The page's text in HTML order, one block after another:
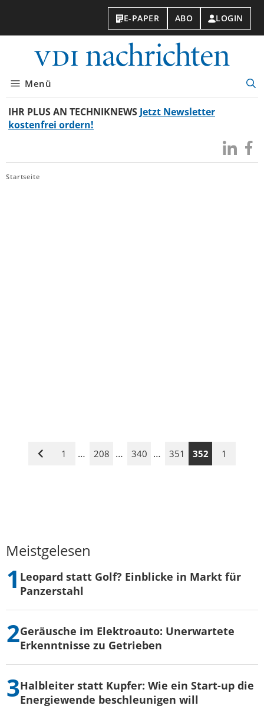
E-PAPER ABO LOGIN
Menü
IHR PLUS AN TECHNIKNEWS Jetzt Newsletter
kostenfrei ordern!
Besuchen
Sie
Sie
Startseite
Vorige
1 … 208 … 340 … 351 352 1
Meistgelesen
Leopard statt Golf? Einblicke in Markt für
Panzerstahl
Geräusche im Elektroauto: Unerwartete
Erkenntnisse zu Getrieben
Halbleiter statt Kupfer: Wie ein Start-up die
Energiewende beschleunigen will